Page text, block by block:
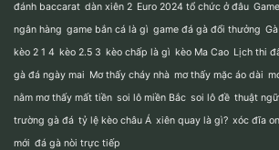
đánh baccarat dàn xiên 2 Euro 2024 tổ chức ở đâu
ngân hàng game bắn cá là gì game đá gà đổi thưởng
kèo 2 1 4 kèo 2.5 3 kèo chấp là gì kèo Ma Cao Lịch thi
gà đá ngày mai Mơ thấy cháy nhà mơ thấy mặc áo dài
nằm mơ thấy mất tiền soi lô miền Bắc soi lô đề thuật
trường gà đá tỷ lệ kèo châu Á xiên quay là gì? xóc đĩa
mới đá gà nòi trực tiếp